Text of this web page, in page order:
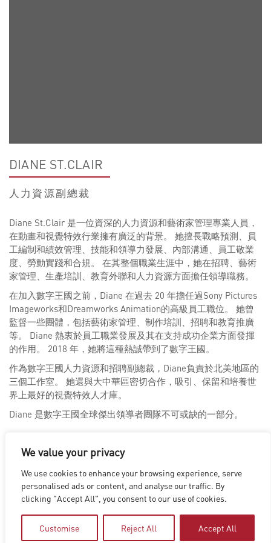
We value your privacy
We use cookies to enhance your browsing experience, serve
personalised ads or content, and analyse our traffic. By
clicking "Accept All", you consent to our use of cookies.
Customise Reject All Accept All
DIANE ST.CLAIR
人力資源副總裁
Diane St.Clair 是一位資深的人力資源和藝術家管理專業人員，
在動畫和視覺特效行業擁有廣泛的背景。 她擅長戰略預測、員
工編制和績效管理、技能和領導力發展、內部溝通、員工敬業
度、勞動實踐和合規。 在其整個職業生涯中，她在招聘、藝術
家管理、生產培訓、教育外聯和人力資源方面擔任領導職務。
在加入數字王國之前，Diane 在過去 20 年擔任過Sony Pictures
Imageworks和Dreamworks Animation的高級員工職位。 她曾
監督一些團體，包括藝術家管理、制作培訓、招聘和教育推廣
等。 Diane 熱衷於員工職業發展及其在支持成功企業方面發揮
的作用。 2018 年，她將這種熱誠帶到了數字王國。
作為數字王國人力資源和招聘副總裁，Diane負責於北美地區的
三個工作室。 她還與大中華區密切合作，吸引、保留和培養世
界上最好的視覺特效人才庫。
Diane 是數字王國全球傑出領導者團隊不可或缺的一部分。
洛杉磯 | 溫哥華 | 蒙特利爾 | 盧森堡 | 海德拉巴 | 北京
台北 | 香港
Copyright © 2026 Digital Domain